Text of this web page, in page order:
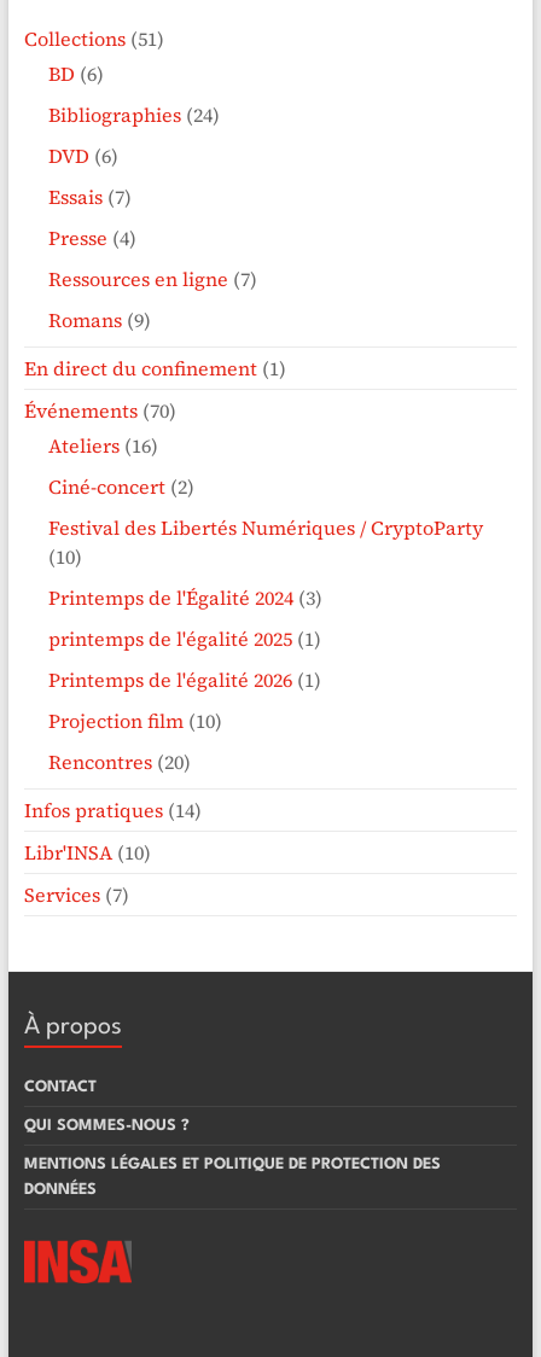
Collections(51)
BD (6)
Bibliographies(24)
DVD (6)
Essais(7)
Presse (4)
Ressources en ligne (7)
Romans(9)
En direct du confinement(1)
Événements(70)
Ateliers(16)
Ciné-concert(2)
Festival des Libertés Numériques / CryptoParty
(10)
Printemps de l'Égalité 2024(3)
printemps de l'égalité 2025(1)
Printemps de l'égalité 2026(1)
Projection film(10)
Rencontres(20)
Infos pratiques(14)
Libr'INSA(10)
Services(7)
À propos
CONTACT
QUI SOMMES-NOUS ?
MENTIONS LÉGALES ET POLITIQUE DE PROTECTION DES
DONNÉES